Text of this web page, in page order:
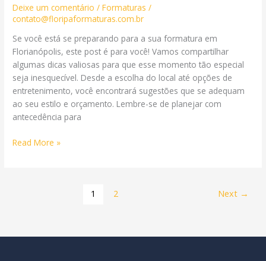
Deixe um comentário /Formaturas /
contato@floripaformaturas.com.br
Se você está se preparando para a sua formatura em
Florianópolis, este post é para você! Vamos compartilhar
algumas dicas valiosas para que esse momento tão especial
seja inesquecível. Desde a escolha do local até opções de
entretenimento, você encontrará sugestões que se adequam
ao seu estilo e orçamento. Lembre-se de planejar com
antecedência para
Dicas
Read More »
1 2 Next →